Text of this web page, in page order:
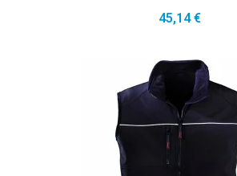
45,14 €